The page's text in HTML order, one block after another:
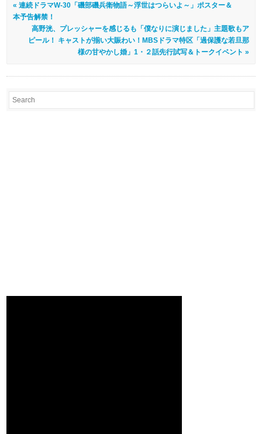
« 連続ドラマW-30「磯部磯兵衛物語～浮世はつらいよ～」ポスター＆
本予告解禁！
高野洸、プレッシャーを感じるも「僕なりに演じました」主題歌もア
ピール！ キャストが揃い大賑わい！MBSドラマ特区「過保護な若旦那
様の甘やかし婚」1・２話先行試写＆トークイベント »